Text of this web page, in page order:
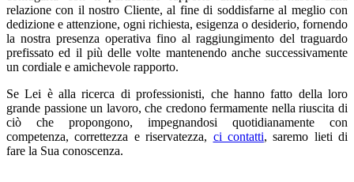
relazione con il nostro Cliente, al fine di soddisfarne al meglio con
dedizione e attenzione, ogni richiesta, esigenza o desiderio, fornendo
la nostra presenza operativa fino al raggiungimento del traguardo
prefissato ed il più delle volte mantenendo anche successivamente
un cordiale e amichevole rapporto.
Se Lei è alla ricerca di professionisti, che hanno fatto della loro
grande passione un lavoro, che credono fermamente nella riuscita di
ciò che propongono, impegnandosi quotidianamente con
competenza, correttezza e riservatezza, ci contatti, saremo lieti di
fare la Sua conoscenza.